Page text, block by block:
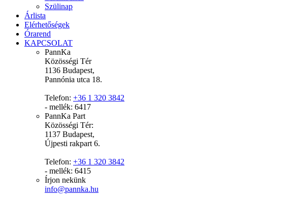
Szülinap
Árlista
Elérhetőségek
Órarend
KAPCSOLAT
PannKa
Közösségi Tér
1136 Budapest,
Pannónia utca 18.
Telefon: +36 1 320 3842
- mellék: 6417
PannKa Part
Közösségi Tér:
1137 Budapest,
Újpesti rakpart 6.
Telefon: +36 1 320 3842
- mellék: 6415
Írjon nekünk
info@pannka.hu